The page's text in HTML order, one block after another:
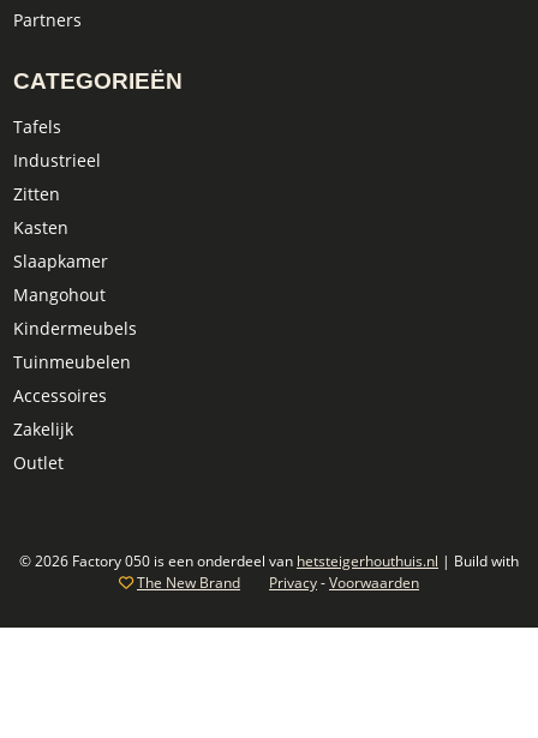
Partners
CATEGORIEËN
Tafels
Industrieel
Zitten
Kasten
Slaapkamer
Mangohout
Kindermeubels
Tuinmeubelen
Accessoires
Zakelijk
Outlet
© 2026 Factory 050 is een onderdeel van hetsteigerhouthuis.nl | Build with
The New Brand
Privacy-Voorwaarden